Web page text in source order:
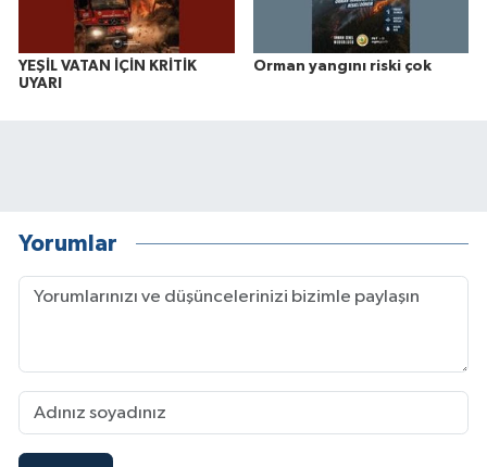
YEŞİL VATAN İÇİN KRİTİK
UYARI
Orman yangını riski çok
Yorumlar